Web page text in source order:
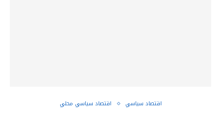
اقتصاد سياسي اقتصاد سياسي محلي